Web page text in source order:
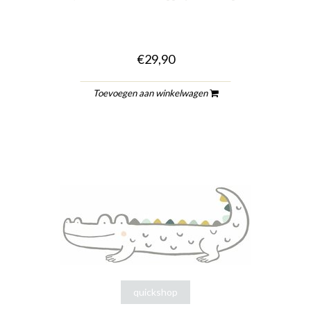
€29,90
Toevoegen aan winkelwagen
quickshop